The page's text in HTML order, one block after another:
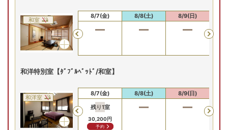
和室
Previous
8/6(木) 8/7(金) 8/8(土) 8/9(日)
和洋特別室【ﾀﾞﾌﾞﾙﾍﾞｯﾄﾞ/和室】
和洋室
Previous
8/6(木)
8/7(金)
残り1室
30,200円
予約
8/8(土) 8/9(日)